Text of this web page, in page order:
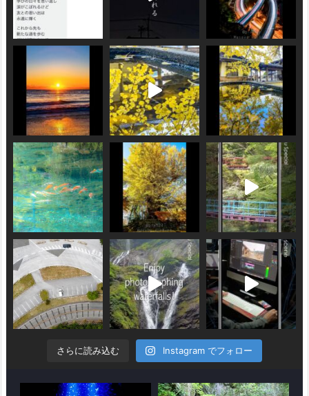
さらに読み込む Instagram でフォロー